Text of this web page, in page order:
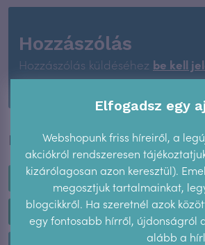
Hozzászólás
Hozzászólás küldéséhez be kell
Hallgasd meg itt:
Spotify
Anchor FM
Elfogadsz egy
Webshopunk friss híreiről, a
akciókról rendszeresen
kizárólagosan azon keresztül).
megosztjuk tartalmainkat,
blogcikkről. Ha szeretnél azok
egy fontosabb hírről, újdonságról
alább a